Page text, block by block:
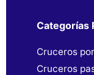
Categorías
Cruceros
Cruceros